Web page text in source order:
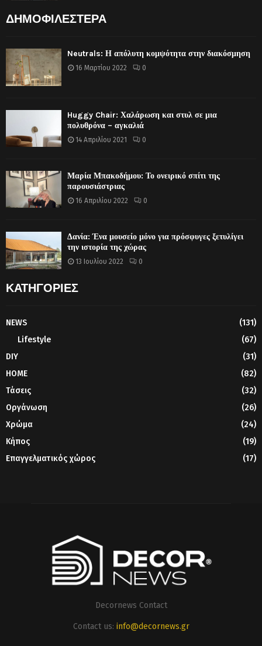
ΔΗΜΟΦΙΛΕΣΤΕΡΑ
Neutrals: Η απόλυτη κομψότητα στην διακόσμηση
16 Μαρτίου 2022 0
Huggy Chair: Χαλάρωση και στυλ σε μια
πολυθρόνα – αγκαλιά
14 Απριλίου 2021 0
Μαρία Μπακοδήμου: Το ονειρικό σπίτι της
παρουσιάστριας
16 Απριλίου 2022 0
Δανία: Ένα μουσείο μόνο για πρόσφυγες ξετυλίγει
την ιστορία της χώρας
13 Ιουλίου 2022 0
ΚΑΤΗΓΟΡΙΕΣ
NEWS
(131)
Lifestyle
(67)
DIY
(31)
HOME
(82)
Τάσεις
(32)
Οργάνωση
(26)
Χρώμα
(24)
Κήπος
(19)
Επαγγελματικός χώρος
(17)
Decornews Contact
Contact us: info@decornews.gr